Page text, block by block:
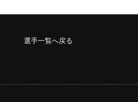
選手一覧へ戻る